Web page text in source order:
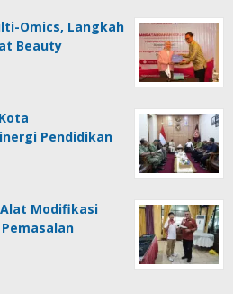
Omics, Langkah
Beauty
Pendidikan
Alat Modifikasi